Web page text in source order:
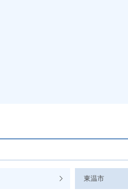
東温市